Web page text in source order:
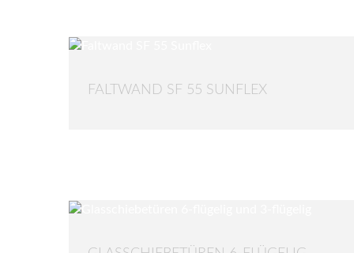
FALTWAND SF 55 SUNFLEX